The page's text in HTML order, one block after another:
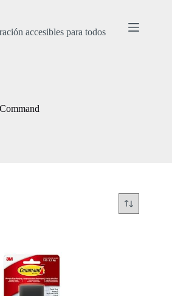
accesibles para todos
Command